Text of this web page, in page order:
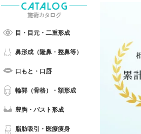
目・目元・二重形成
鼻形成（隆鼻・整鼻等）
口もと・口唇
輪郭（骨格）・額形成
豊胸・バスト形成
脂肪吸引・医療痩身